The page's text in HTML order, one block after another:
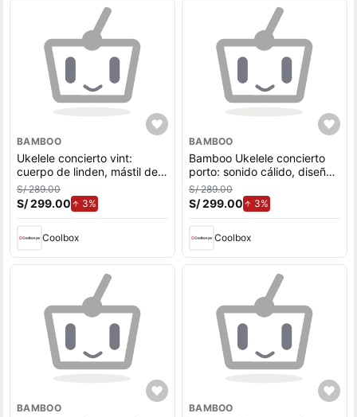
BAMBOO
Ukelele concierto vint:
cuerpo de linden, mástil de
okoume, sonido cálido para
principiantes
S/ 289.00
S/ 299.00 3%
Coolbox
BAMBOO
Bamboo Ukelele concierto
porto: sonido cálido, diseño
colorido con cuerpo de
Linden
S/ 289.00
S/ 299.00 3%de aumento.
Coolbox
BAMBOO BAMBOO